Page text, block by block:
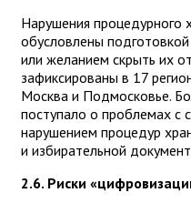
Нарушения процедурного
обусловлены
или желанием скрыть их
зафиксированы в 17
Москва и Подмосковье.
поступало о проблемах с
нарушением процедур
и избирательной
2.6. Риски